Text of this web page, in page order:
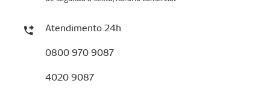
Atendimento 24h
0800 970 9087
4020 9087